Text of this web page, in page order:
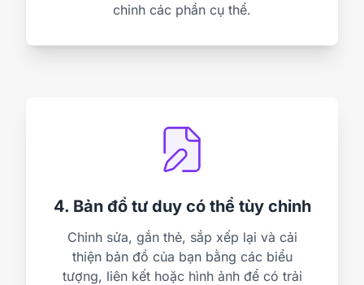
chỉnh các phần cụ thể.
4. Bản đồ tư duy có thể tùy chỉnh
Chỉnh sửa, gắn thẻ, sắp xếp lại và cải
thiện bản đồ của bạn bằng các biểu
tượng, liên kết hoặc hình ảnh để có trải